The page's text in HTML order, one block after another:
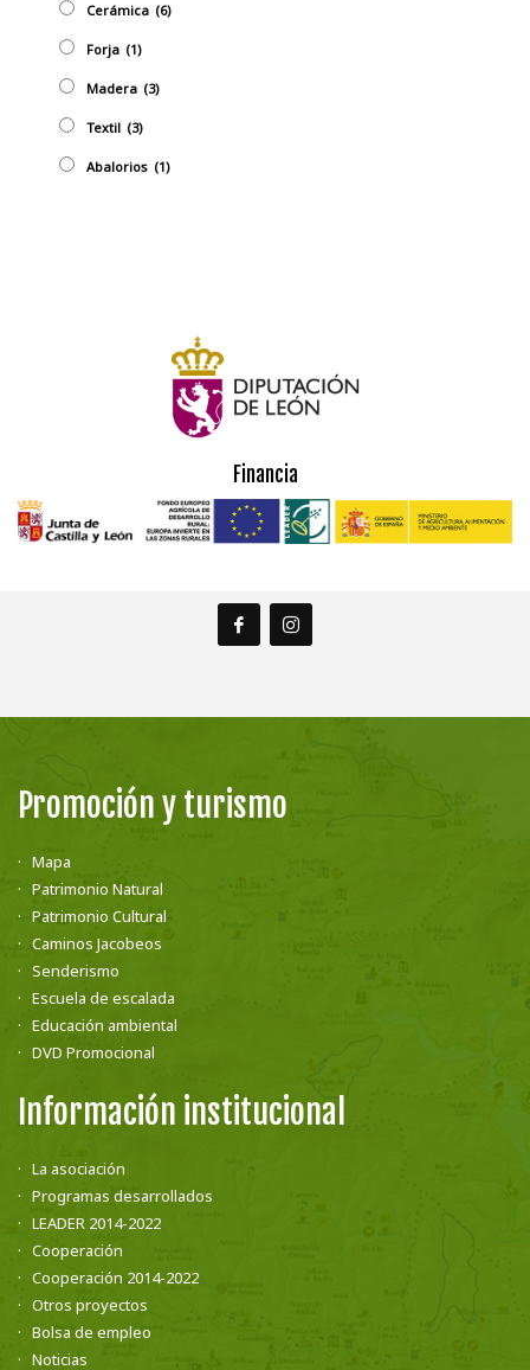
Cerámica (6)
Forja (1)
Madera (3)
Textil (3)
Abalorios (1)
Financia
Promoción y turismo
Mapa
Patrimonio Natural
Patrimonio Cultural
Caminos Jacobeos
Senderismo
Escuela de escalada
Educación ambiental
DVD Promocional
Información institucional
La asociación
Programas desarrollados
LEADER 2014-2022
Cooperación
Cooperación 2014-2022
Otros proyectos
Bolsa de empleo
Noticias